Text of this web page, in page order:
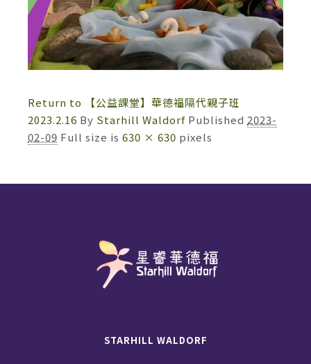
Return to 【公益課堂】華德福隔代親子班
2023.2.16 By Starhill Waldorf Published 2023-
02-09 Full size is 630 × 630 pixels
STARHILL WALDORF